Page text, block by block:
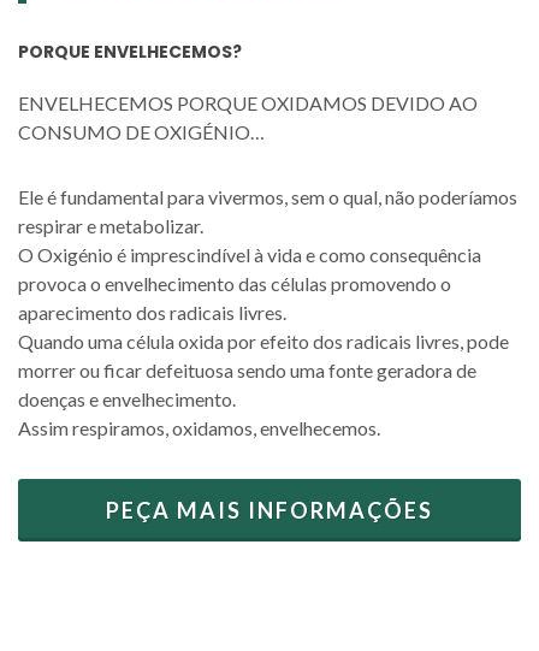
PORQUE ENVELHECEMOS?
ENVELHECEMOS PORQUE OXIDAMOS DEVIDO AO
CONSUMO DE OXIGÉNIO…
Ele é fundamental para vivermos, sem o qual, não poderíamos
respirar e metabolizar.
O Oxigénio é imprescindível à vida e como consequência
provoca o envelhecimento das células promovendo o
aparecimento dos radicais livres.
Quando uma célula oxida por efeito dos radicais livres, pode
morrer ou ficar defeituosa sendo uma fonte geradora de
doenças e envelhecimento.
Assim respiramos, oxidamos, envelhecemos.
PEÇA MAIS INFORMAÇÕES